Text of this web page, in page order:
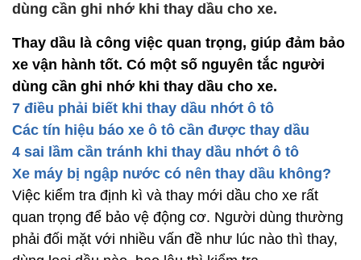
dùng cần ghi nhớ khi thay dầu cho xe.
Thay dầu là công việc quan trọng, giúp đảm bảo
xe vận hành tốt. Có một số nguyên tắc người
dùng cần ghi nhớ khi thay dầu cho xe.
7 điều phải biết khi thay dầu nhớt ô tô
Các tín hiệu báo xe ô tô cần được thay dầu
4 sai lầm cần tránh khi thay dầu nhớt ô tô
Xe máy bị ngập nước có nên thay dầu không?
Việc kiểm tra định kì và thay mới dầu cho xe rất
quan trọng để bảo vệ động cơ. Người dùng thường
phải đối mặt với nhiều vấn đề như lúc nào thì thay,